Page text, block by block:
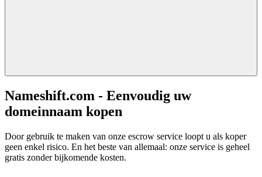
Nameshift.com - Eenvoudig uw
domeinnaam kopen
Door gebruik te maken van onze escrow service loopt u als koper
geen enkel risico. En het beste van allemaal: onze service is geheel
gratis zonder bijkomende kosten.